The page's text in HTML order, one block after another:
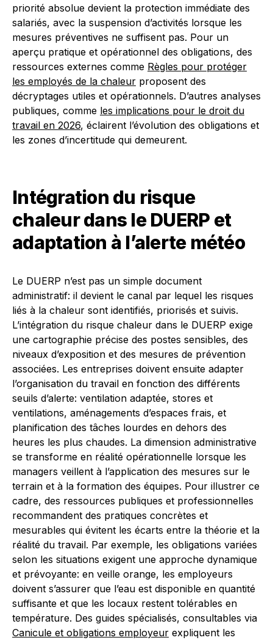
priorité absolue devient la protection immédiate des
salariés, avec la suspension d’activités lorsque les
mesures préventives ne suffisent pas. Pour un
aperçu pratique et opérationnel des obligations, des
ressources externes comme Règles pour protéger
les employés de la chaleur proposent des
décryptages utiles et opérationnels. D’autres analyses
publiques, comme les implications pour le droit du
travail en 2026, éclairent l’évolution des obligations et
les zones d’incertitude qui demeurent.
Intégration du risque
chaleur dans le DUERP et
adaptation à l’alerte météo
Le DUERP n’est pas un simple document
administratif: il devient le canal par lequel les risques
liés à la chaleur sont identifiés, priorisés et suivis.
L’intégration du risque chaleur dans le DUERP exige
une cartographie précise des postes sensibles, des
niveaux d’exposition et des mesures de prévention
associées. Les entreprises doivent ensuite adapter
l’organisation du travail en fonction des différents
seuils d’alerte: ventilation adaptée, stores et
ventilations, aménagements d’espaces frais, et
planification des tâches lourdes en dehors des
heures les plus chaudes. La dimension administrative
se transforme en réalité opérationnelle lorsque les
managers veillent à l’application des mesures sur le
terrain et à la formation des équipes. Pour illustrer ce
cadre, des ressources publiques et professionnelles
recommandent des pratiques concrètes et
mesurables qui évitent les écarts entre la théorie et la
réalité du travail. Par exemple, les obligations variées
selon les situations exigent une approche dynamique
et prévoyante: en veille orange, les employeurs
doivent s’assurer que l’eau est disponible en quantité
suffisante et que les locaux restent tolérables en
température. Des guides spécialisés, consultables via
Canicule et obligations employeur expliquent les